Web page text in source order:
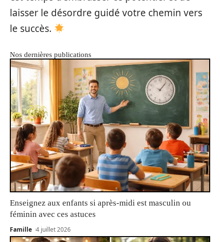
laisser le désordre guidé votre chemin vers
le succès.
Nos dernières publications
Enseignez aux enfants si après-midi est masculin ou
féminin avec ces astuces
Famille 4 juillet 2026